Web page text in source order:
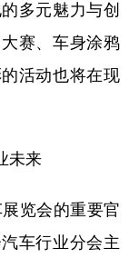
多元魅力与创
赛、车身涂鸦
活动也将在现
未来
览会的重要官
车行业分会主